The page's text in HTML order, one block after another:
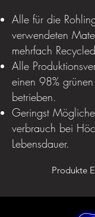
Alle für die
verwendeten
mehrfach Recycled
Alle
einen 98%
betrieben.
Geringst
verbrauch bei
Lebensdauer.
Produkte